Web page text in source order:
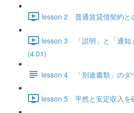
lesson 2 普通賃貸借契約と
lesson 3 「説明」と「通知
(4:01)
lesson 4 「別途書類」のダ
lesson 5 平然と安定収入を